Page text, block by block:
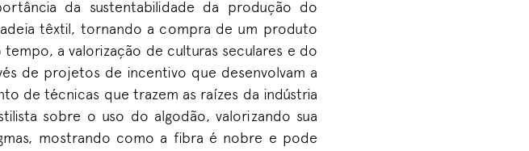
da sustentabilidade da produção do
têxtil, tornando a compra de um produto
a valorização de culturas seculares e do
de projetos de incentivo que desenvolvam a
de técnicas que trazem as raízes da indústria
sobre o uso do algodão, valorizando sua
mostrando como a fibra é nobre e pode